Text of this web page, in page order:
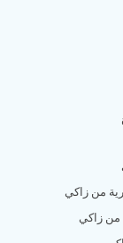
من زاكي
من زاكي